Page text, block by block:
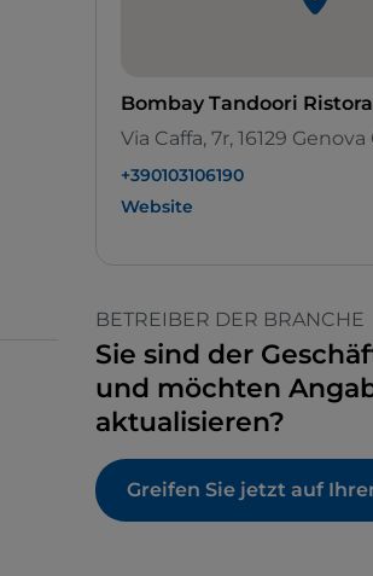
Bombay Tandoori
Via Caffa, 7r, 16129 Genova
+390103106190
Website
BETREIBER DER BRANCHE
Sie sind der
und möchten
aktualisieren?